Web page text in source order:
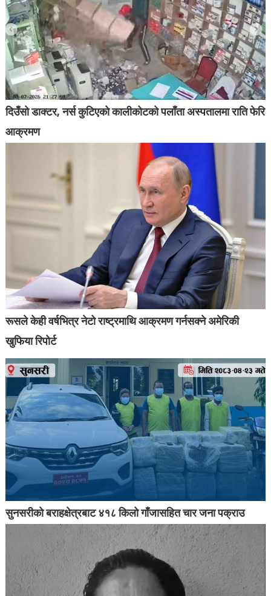
दिउँसो डाक्टर, नर्स कुटिएको कालीकोटको पलाँता अस्पतालमा राति फेरि
आक्रमण
रूसले केही वर्षभित्र नेटो राष्ट्रमाथि आक्रमण गर्नसक्ने अमेरिकी
खुफिया रिपोर्ट
सुनसरीको बराहक्षेत्रबाट ४१८ किलो गाँजासहित चार जना पक्राउ